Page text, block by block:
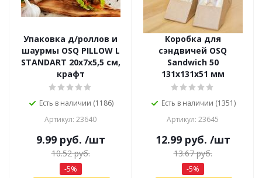
Упаковка д/роллов и
шаурмы OSQ PILLOW L
STANDART 20х7х5,5 см,
крафт
Есть в наличии (1186)
Артикул: 23640
9.99руб. /шт
10.52руб.
-5%
Коробка для
сэндвичей OSQ
Sandwich 50
131x131x51 мм
Есть в наличии (1351)
Артикул: 23645
12.99руб. /шт
13.67руб.
-5%